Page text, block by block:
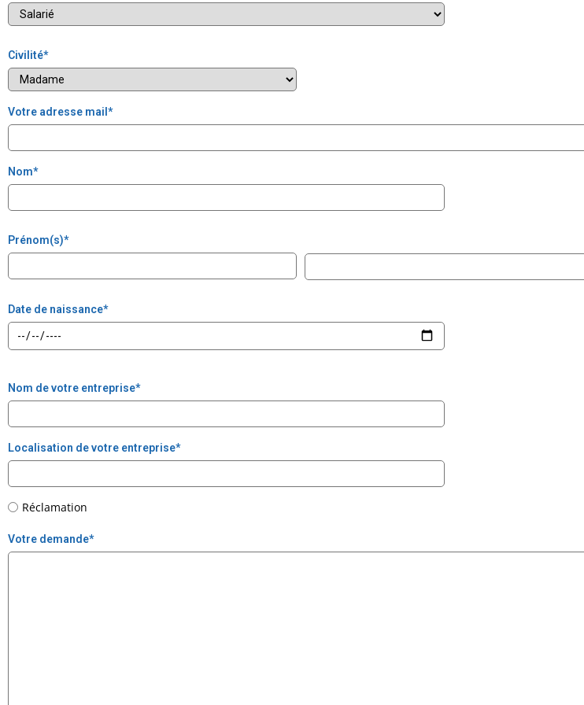
Civilité*
Votre adresse mail *
Nom*
Prénom(s)*
Date de naissance*
Nom de votre entreprise*
Localisation de votre entreprise*
Réclamation
Votre demande*